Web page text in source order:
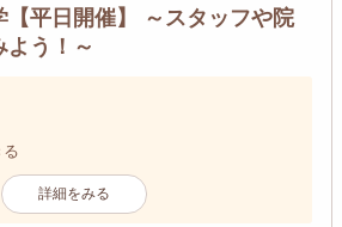
【平日開催】 ～スタッフや院
よう！～
詳細をみる